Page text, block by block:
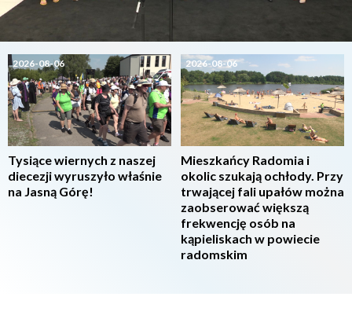
2026-08-06
Tysiące wiernych z naszej
diecezji wyruszyło właśnie
na Jasną Górę!
2026-08-06
Mieszkańcy Radomia i
okolic szukają ochłody. Przy
trwającej fali upałów można
zaobserować większą
frekwencję osób na
kąpieliskach w powiecie
radomskim